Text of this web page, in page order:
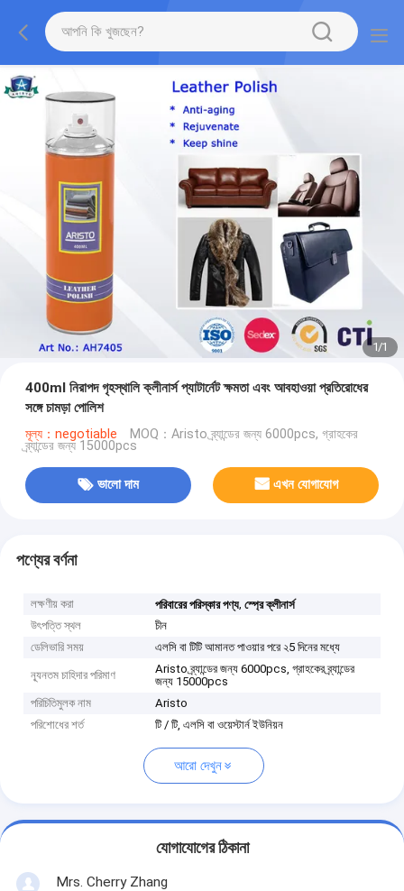
1/1
400ml নিরাপদ গৃহস্থালি ক্লীনার্স প্যাটার্নেট ক্ষমতা এবং আবহাওয়া প্রতিরোধের
সঙ্গে চামড়া পোলিশ
মূল্য：negotiable MOQ：Aristo ব্র্যান্ডের জন্য 6000pcs, গ্রাহকের
ব্র্যান্ডের জন্য 15000pcs
ভালো দাম এখন যোগাযোগ
পণ্যের বর্ণনা
লক্ষণীয় করা পরিবারের পরিস্কার পণ্য,স্প্রে ক্লীনার্স
উৎপত্তি স্থল
চীন
ডেলিভারি সময়
এলসি বা টিটি আমানত পাওয়ার পরে ২5 দিনের মধ্যে
ন্যূনতম চাহিদার পরিমাণ
Aristo ব্র্যান্ডের জন্য 6000pcs, গ্রাহকের ব্র্যান্ডের
জন্য 15000pcs
পরিচিতিমুলক নাম
Aristo
পরিশোধের শর্ত
টি / টি, এলসি বা ওয়েস্টার্ন ইউনিয়ন
আরো দেখুন
যোগাযোগের ঠিকানা
Mrs. Cherry Zhang